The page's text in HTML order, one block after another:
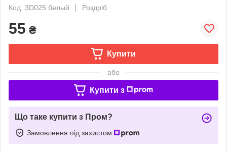
Код: 3D025 белый
Роздріб
55 ₴
Купити
або
Купити з
Що таке купити з Пром?
Замовлення під захистом